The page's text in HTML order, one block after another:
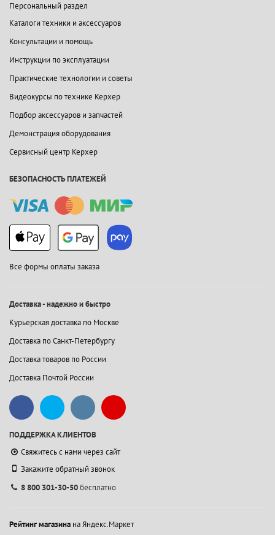
Персональный раздел
Каталоги техники и аксессуаров
Консультации и помощь
Инструкции по эксплуатации
Практические технологии и советы
Видеокурсы по технике Керхер
Подбор аксессуаров и запчастей
Демонстрация оборудования
Сервисный центр Керхер
БЕЗОПАСНОСТЬ ПЛАТЕЖЕЙ
Все формы оплаты заказа
Доставка - надежно и быстро
Курьерская доставка по Москве
Доставка по Санкт-Петербургу
Доставка товаров по России
Доставка Почтой России
ПОДДЕРЖКА КЛИЕНТОВ
Свяжитесь с нами через сайт
Закажите обратный звонок
8 800 301-30-50бесплатно
Рейтинг магазина на Яндекс.Маркет